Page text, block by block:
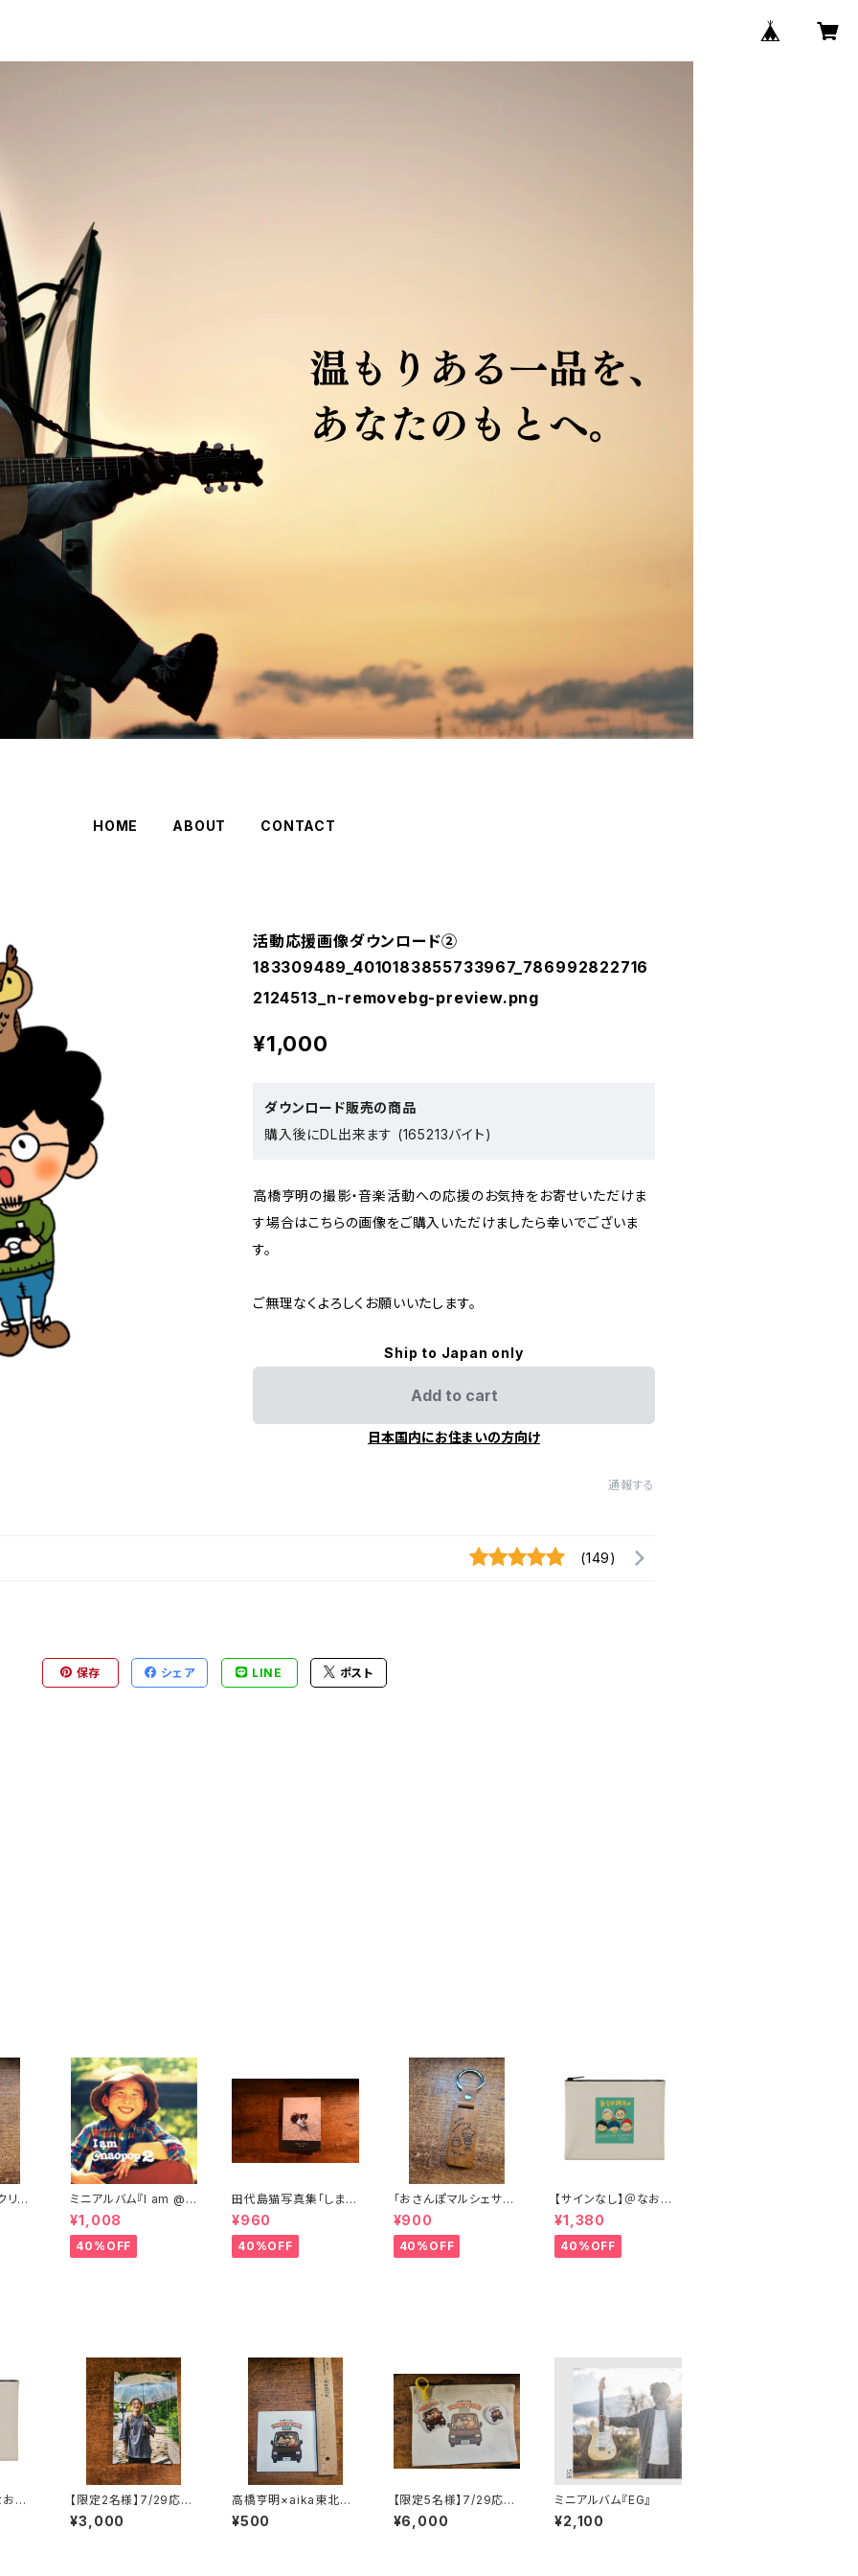
HOME ABOUT CONTACT
活動応援画像ダウンロード➁
183309489_4010183855733967_786992822716
2124513_n-removebg-preview.png
¥1,000
ダウンロード販売の商品
購入後にDL出来ます (165213バイト)
高橋亨明の撮影・音楽活動への応援のお気持をお寄せいただけま
す場合はこちらの画像をご購入いただけましたら幸いでございま
す。
ご無理なくよろしくお願いいたします。
Ship to Japan only
Add to cart
日本国内にお住まいの方向け
通報する
(149)
保存 シェア LINE ポスト
リル
ミニアルバム『I am @n
aopop 2』
¥1,008
40%OFF
田代島猫写真集「しまね
こフィルム①」
¥960
40%OFF
｢おさんぽマルシェサポ
ーター｣キーホルダー
¥900
40%OFF
【サインなし】＠なおポ
ップトリオ×アルケミスト
コラボイラストポーチ
¥1,380
40%OFF
おポ
【限定2名様】7/29応援
プラン➃セトリカレンダ
ー（枠なし）付き
¥3,000
高橋亨明×aika東北ツ
アーコラボステッカー
¥500
【限定5名様】7/29応援
プラン⑨コラボグッズ付
き
¥6,000
ミニアルバム『EG』
¥2,100